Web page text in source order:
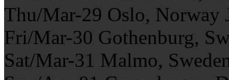
Thu/Mar-29 Oslo, Norway
Fri/Mar-30 Gothenburg,
Sat/Mar-31 Malmo,